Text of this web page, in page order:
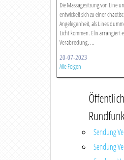
Die Massagesitzung von Line
entwickelt sich zu einer
Angelegenheit, als Lines
Licht kommen. Elin arrangiert
Verabredung, ...
20-07-2023
Alle Folgen
Rundfunk
Sendung
Sendung